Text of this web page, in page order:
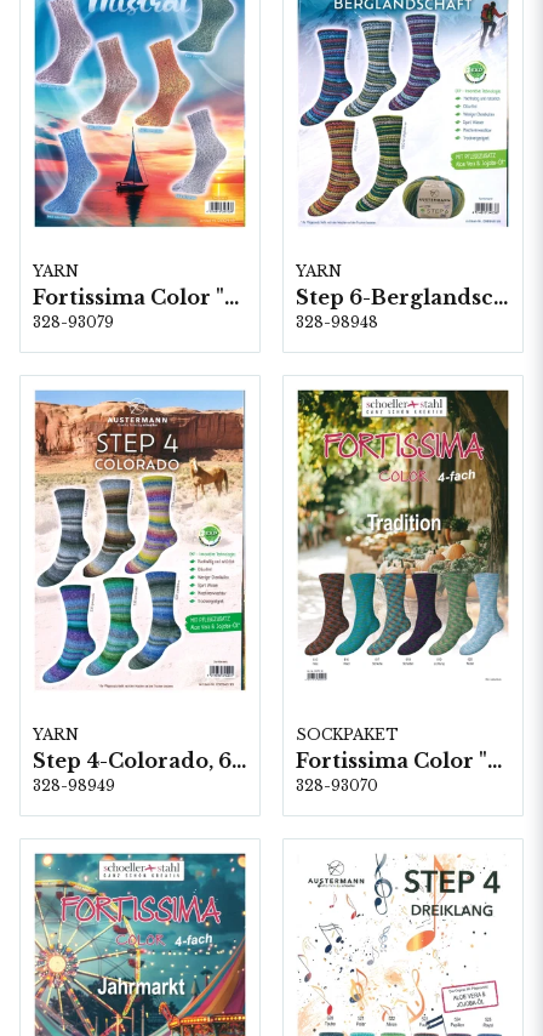
YARN
Fortissima Color "Mistral" 4-fach, 6 färger á 1,0 kg.
328-93079
YARN
Step 6-Berglandschft, 5 färger á 1,5 kg.
328-98948
YARN
Step 4-Colorado, 6 färger á 1,0 kg.
328-98949
SOCKPAKET
Fortissima Color "Tradition" 4-fach, 6 färger á 1,0 kg.
328-93070